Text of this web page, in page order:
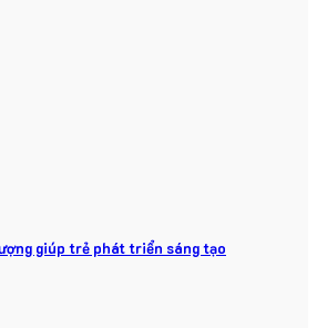
giúp trẻ phát triển sáng tạo